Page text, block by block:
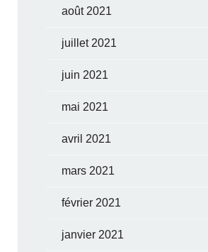
août 2021
juillet 2021
juin 2021
mai 2021
avril 2021
mars 2021
février 2021
janvier 2021